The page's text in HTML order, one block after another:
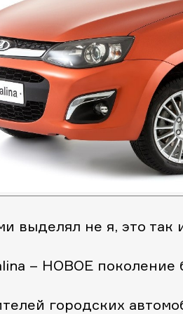
выделял не я, это так
– НОВОЕ поколение
городских